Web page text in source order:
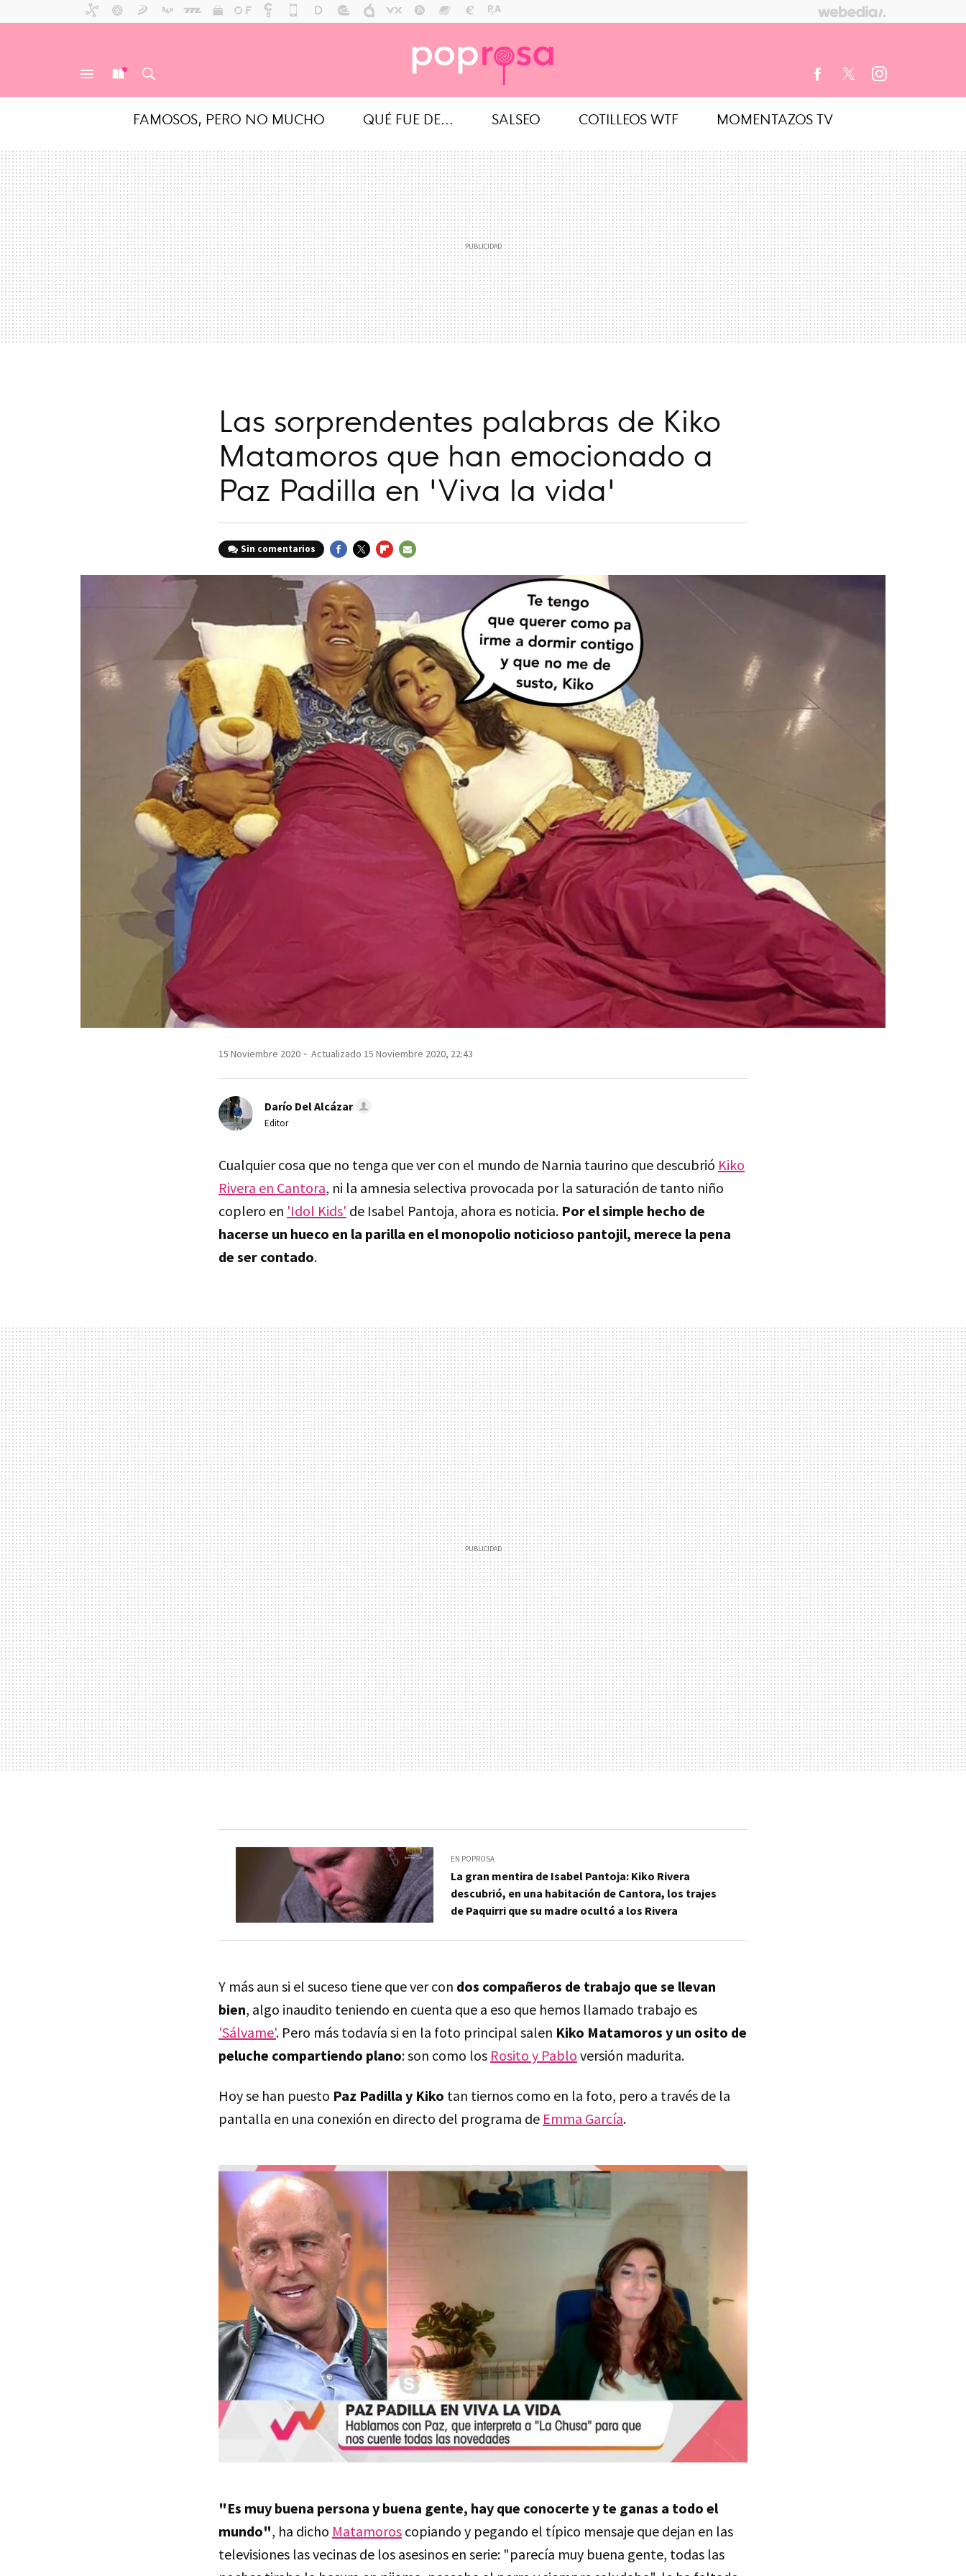
FAMOSOS, PERO NO MUCHO QUÉ FUE DE... SALSEO COTILLEOS WTF MOMENTAZOS TV
Las sorprendentes palabras de Kiko
Matamoros que han emocionado a
Paz Padilla en 'Viva la vida'
Sin comentarios
15 Noviembre 2020 Actualizado 15 Noviembre 2020, 22:43
Darío Del Alcázar
Editor
Cualquier cosa que no tenga que ver con el mundo de Narnia taurino que descubrió Kiko
Rivera en Cantora, ni la amnesia selectiva provocada por la saturación de tanto niño
coplero en 'Idol Kids' de Isabel Pantoja, ahora es noticia. Por el simple hecho de
hacerse un hueco en la parilla en el monopolio noticioso pantojil, merece la pena
de ser contado.
EN POPROSA
La gran mentira de Isabel Pantoja: Kiko Rivera
descubrió, en una habitación de Cantora, los trajes
de Paquirri que su madre ocultó a los Rivera
Y más aun si el suceso tiene que ver con dos compañeros de trabajo que se llevan
bien, algo inaudito teniendo en cuenta que a eso que hemos llamado trabajo es
'Sálvame'. Pero más todavía si en la foto principal salen Kiko Matamoros y un osito de
peluche compartiendo plano: son como los Rosito y Pablo versión madurita.
Hoy se han puesto Paz Padilla y Kiko tan tiernos como en la foto, pero a través de la
pantalla en una conexión en directo del programa de Emma García.
"Es muy buena persona y buena gente, hay que conocerte y te ganas a todo el
mundo", ha dicho Matamoros copiando y pegando el típico mensaje que dejan en las
televisiones las vecinas de los asesinos en serie: "parecía muy buena gente, todas las